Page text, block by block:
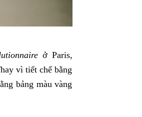
ở Paris,
vì tiết chế bằng
bảng màu vàng